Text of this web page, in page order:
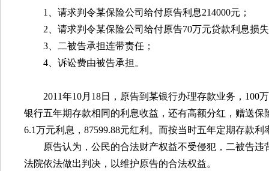
1 、请求判令某保险公司给付原告利息214000元；
2 、请求判令某保险公司给付原告70万元贷款利息损失
3 、二被告承担连带责任；
4 、诉讼费由被告承担。
2011年10月 18日，原告到某银行办理存款业务， 100
银行五年期存款相同的利息收益，还有高额分红，赠送保
6.1万元利息， 87599.88元红利。而按当时五年定期存款利
原告认为，公民的合法财产权益不受侵犯，二被告
法院依法做出判决，以维护原告的合法权益。